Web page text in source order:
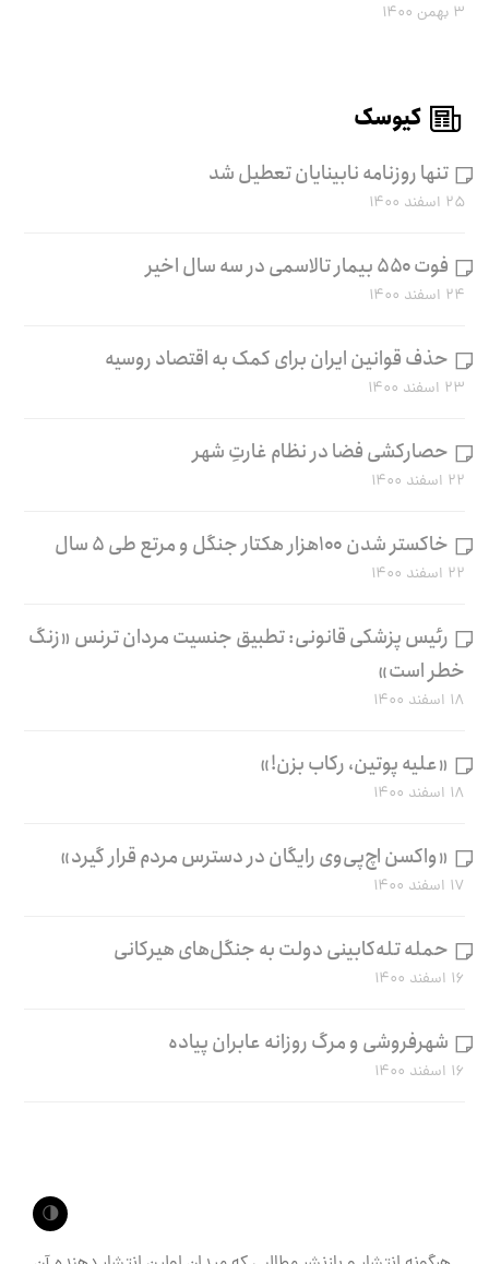
۳ بهمن ۱۴۰۰
کیوسک
تنها روزنامه نابینایان تعطیل شد
۲۵ اسفند ۱۴۰۰
فوت ۵۵۰ بیمار تالاسمی در سه سال اخیر
۲۴ اسفند ۱۴۰۰
حذف قوانین ایران برای کمک به اقتصاد روسیه
۲۳ اسفند ۱۴۰۰
حصارکشی فضا در نظام غارتِ شهر
۲۲ اسفند ۱۴۰۰
خاکستر شدن ۱۰۰هزار هکتار جنگل و مرتع طی ۵ سال
۲۲ اسفند ۱۴۰۰
رئیس پزشکی قانونی: تطبیق جنسیت مردان ترنس «زنگ
خطر است»
۱۸ اسفند ۱۴۰۰
«علیه پوتین، رکاب بزن!»
۱۸ اسفند ۱۴۰۰
«واکسن اچ‌پی‌وی رایگان در دسترس مردم قرار گیرد»
۱۷ اسفند ۱۴۰۰
حمله تله‌کابینی دولت به جنگل‌های هیرکانی
۱۶ اسفند ۱۴۰۰
شهرفروشی و مرگ روزانه عابران پیاده
۱۶ اسفند ۱۴۰۰
🌗